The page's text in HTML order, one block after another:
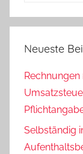
Neueste
Rechnungen
Selbständig